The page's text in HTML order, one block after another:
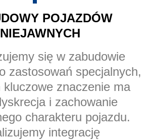
POJAZDÓW
NIEJAWNYCH
się w zabudowie
zastosowań specjalnych,
znaczenie ma
i zachowanie
charakteru pojazdu.
integrację